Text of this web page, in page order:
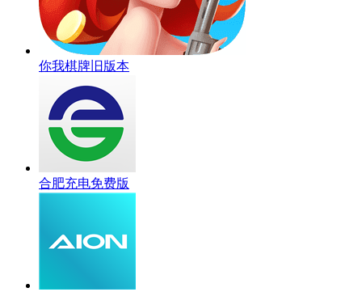
你我棋牌旧版本
合肥充电免费版